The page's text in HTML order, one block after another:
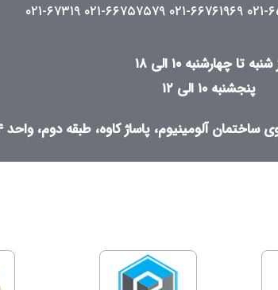
۰۲۱-۶۷۳۱۹ ۰۲۱-۶۶۷۵۷۵۷۹ ۰۲۱-۶۶۷۶۱۹۶۹
شنبه تا چهارشنبه ۱۰ الی ۱۸
پنجشنبه ۱۰ الی ۱۲
آلومینیوم، پاساژ کاوه، طبقه دوم، واحد ۲۴